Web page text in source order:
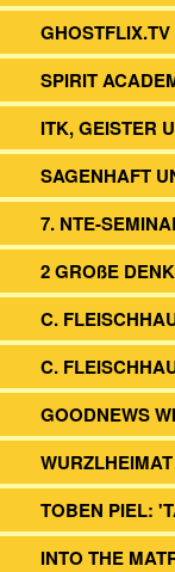
SPIRIT
ITK, GEISTER
SAGENHAFT
7. NTE-
2 GROßE
C.
C.
GOODNEWS
WURZLHEIMAT
TOBEN PIEL:
INTO THE